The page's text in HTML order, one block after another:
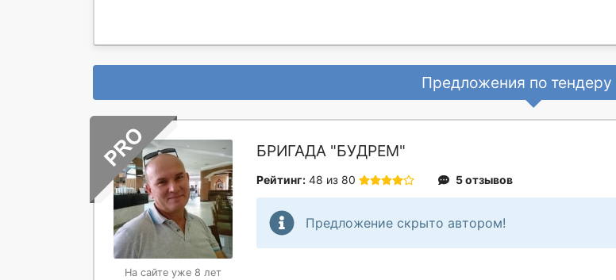
Предложения по тендеру
На сайте уже 8 лет
БРИГАДА "БУДРЕМ"
Рейтинг: 48 из 80 5 отзывов
Предложение скрыто автором!